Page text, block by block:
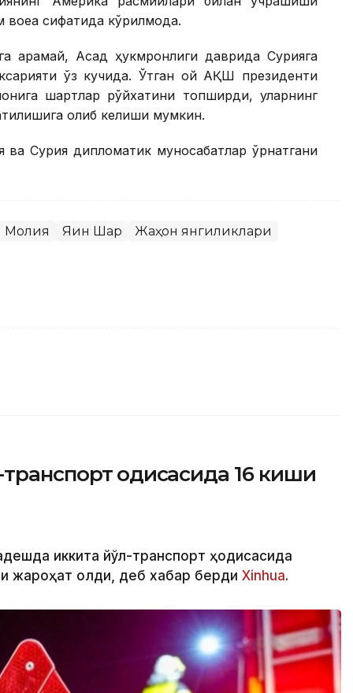
сифатида кўрилмоқда.
қарамай, Асад ҳукмронлиги даврида Сурияга
ўз кучида. Ўтган ой АҚШ президенти
шартлар рўйхатини топширди, уларнинг
олиб келиши мумкин.
ва Сурия дипломатик муносабатлар ўрнатгани
Молия Яқин Шарқ Жаҳон янгиликлари
ҳодисасида 16 киши
иккита йўл-транспорт ҳодисасида
жароҳат олди, деб хабар берди Xinhua.